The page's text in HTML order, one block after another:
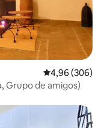
4,96 de uma
4,96 (306)
Grupo de amigos)